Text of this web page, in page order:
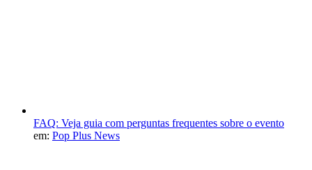
FAQ: Veja guia com perguntas frequentes sobre o evento
em: Pop Plus News